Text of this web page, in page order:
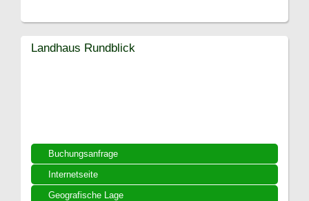
Buchungsanfrage
Internetseite
Geografische Lage
Landhaus Rundblick